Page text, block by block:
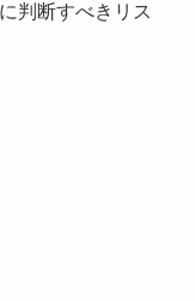
判断すべきリス